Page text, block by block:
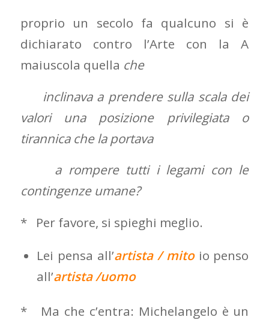
proprio un secolo fa qualcuno si è
dichiarato contro l’Arte con la A
maiuscola quella che
inclinava a prendere sulla scala dei
valori una posizione privilegiata o
tirannica che la portava
a rompere tutti i legami con le
contingenze umane?
* Per favore, si spieghi meglio.
Lei pensa all’artista / mito io penso
all’artista /uomo
* Ma che c’entra: Michelangelo è un